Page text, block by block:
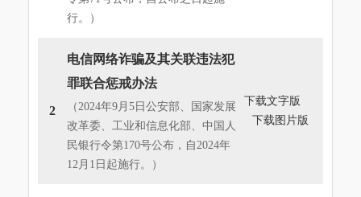
行。）
2
电信网络诈骗及其关联违法犯
罪联合惩戒办法
（2024年9月5日公安部、国家发展
改革委、工业和信息化部、中国人
民银行令第170号公布，自2024年
12月1日起施行。）
下载文字版
下载图片版